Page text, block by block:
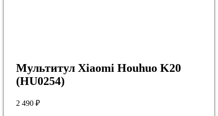
Мультитул Xiaomi Houhuo K20
(HU0254)
2 490 ₽